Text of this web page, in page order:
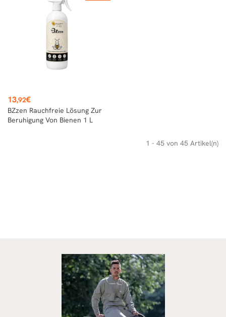
Preis
13,92€
BZzen Rauchfreie Lösung Zur
Beruhigung Von Bienen 1 L
1 - 45 von 45 Artikel(n)